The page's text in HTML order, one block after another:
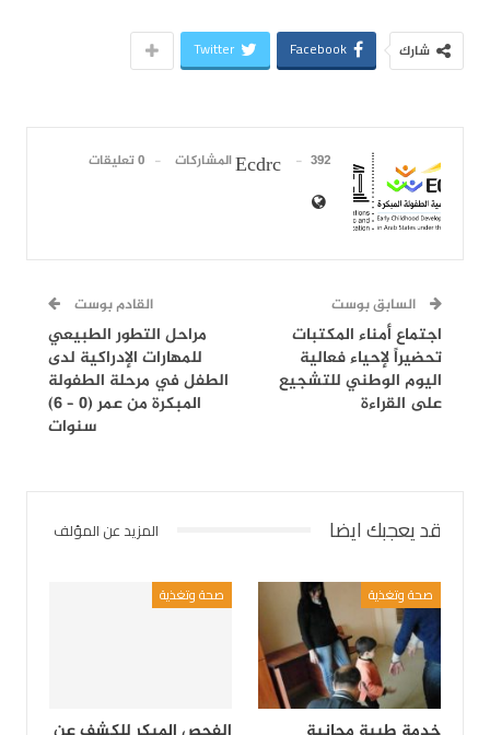
شارك Facebook
Twitter
Ecdrc 392 المشاركات 0 تعليقات
السابق بوست
اجتماع أمناء المكتبات
تحضيراً لإحياء فعالية
اليوم الوطني للتشجيع
على القراءة
القادم بوست
مراحل التطور الطبيعي
للمهارات الإدراكية لدى
الطفل في مرحلة الطفولة
المبكرة من عمر (0 – 6)
سنوات
قد يعجبك ايضا المزيد عن المؤلف
صحة وتغذية صحة وتغذية